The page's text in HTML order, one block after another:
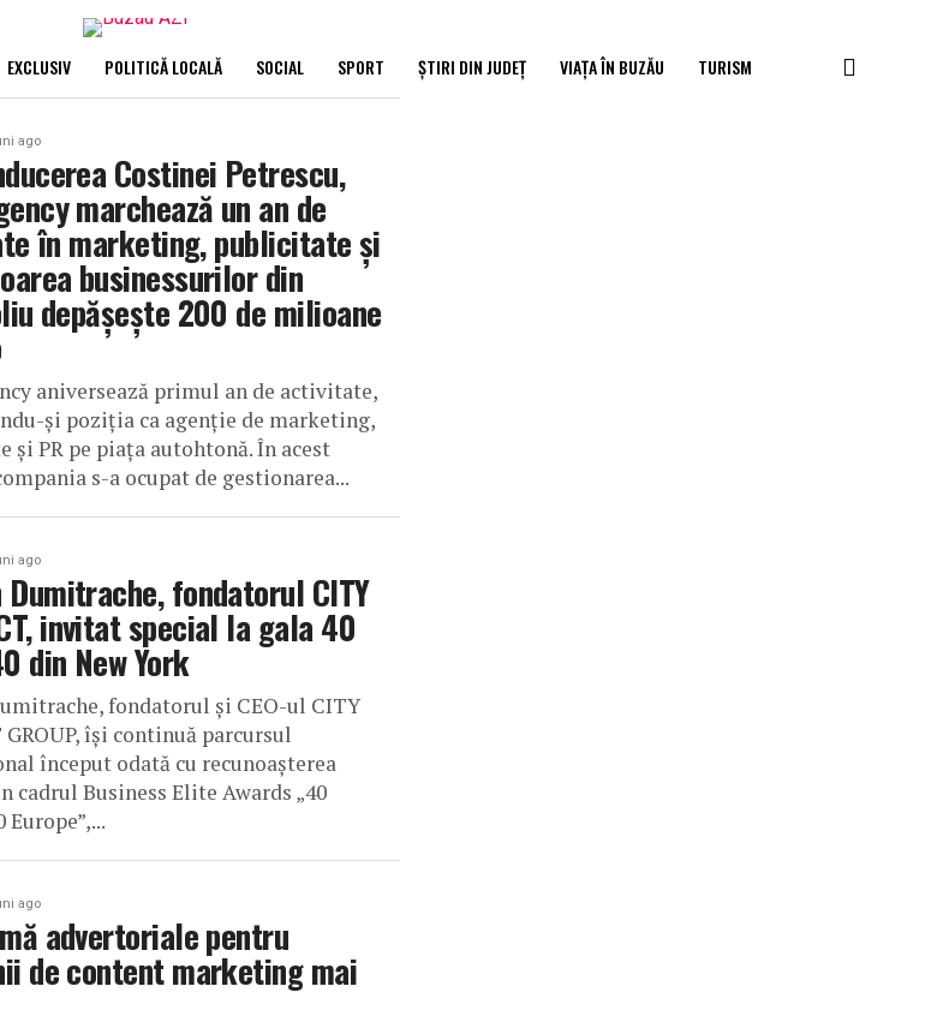
EXCLUSIV POLITICĂ LOCALĂ SOCIAL SPORT ȘTIRI DIN JUDEȚ VIAȚA ÎN BUZĂU TURISM
ago
Costinei Petrescu,
marchează un an de
în marketing, publicitate și
businessurilor din
depășește 200 de milioane
aniversează primul an de activitate,
și poziția ca agenție de marketing,
și PR pe piața autohtonă. În acest
s-a ocupat de gestionarea...
ago
Dumitrache, fondatorul CITY
invitat special la gala 40
din New York
fondatorul și CEO-ul CITY
GROUP, își continuă parcursul
început odată cu recunoașterea
cadrul Business Elite Awards „40
Europe”,...
ago
advertoriale pentru
de content marketing mai